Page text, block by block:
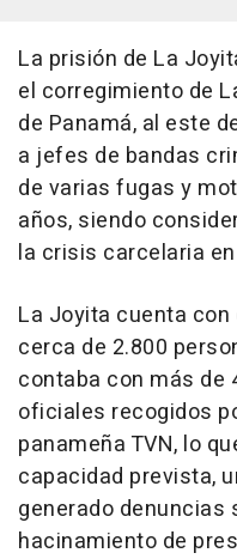
La prisión de La
el corregimiento de
de Panamá, al este
a jefes de bandas
de varias fugas y
años, siendo
la crisis carcelaria
La Joyita cuenta
cerca de 2.800
contaba con más de
oficiales recogidos
panameña TVN, lo
capacidad prevista,
generado denuncias
hacinamiento de